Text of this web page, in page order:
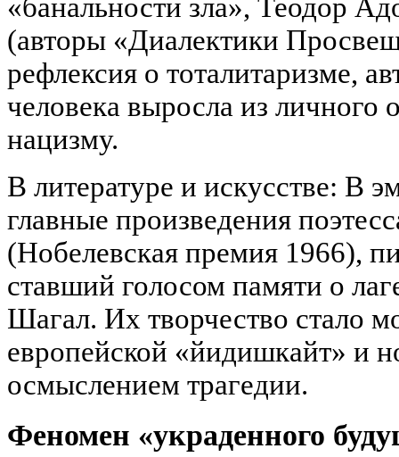
«банальности зла», Теодор
(авторы «Диалектики
рефлексия о тоталитаризме,
человека выросла из личного
нацизму.
В литературе и искусстве: В
главные произведения
(Нобелевская премия 1966),
ставший голосом памяти о
Шагал. Их творчество стало
европейской «йидишкайт» и
осмыслением трагедии.
Феномен «украденного